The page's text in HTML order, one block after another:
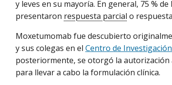
y leves en su mayoría. En general, 75 %
presentaron respuesta parcial o
Moxetumomab fue descubierto
y sus colegas en el Centro de
posteriormente, se otorgó la autorización
para llevar a cabo la formulación clínica.